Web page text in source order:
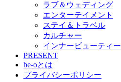
ラブ＆ウェディング
エンターテイメント
ステイ＆トラベル
カルチャー
インナービューティー
PRESENT
be-oとは
プライバシーポリシー